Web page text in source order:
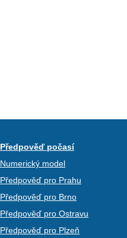
Předpověď počasí
Numerický model
Předpověď pro Prahu
Předpověď pro Brno
Předpověď pro Ostravu
Předpověď pro Plzeň